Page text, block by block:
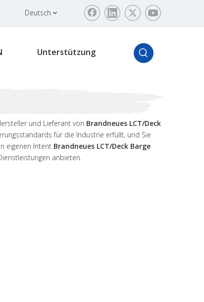
Deutsch
Unterstützung
und Lieferant von Brandneues LCT/Deck
für die Industrie erfüllt, und Sie
eigenen Intent Brandneues LCT/Deck Barge
anbieten.